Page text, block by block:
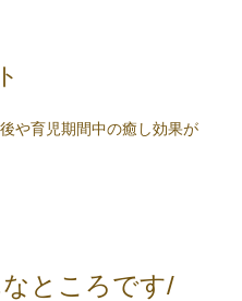
や育児期間中の癒し効果が
ところです/